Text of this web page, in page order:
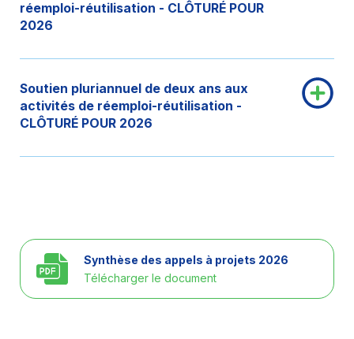
réemploi-réutilisation - CLÔTURÉ POUR
2026
Soutien pluriannuel de deux ans aux
activités de réemploi-réutilisation -
CLÔTURÉ POUR 2026
Synthèse des appels à projets 2026
Télécharger le document